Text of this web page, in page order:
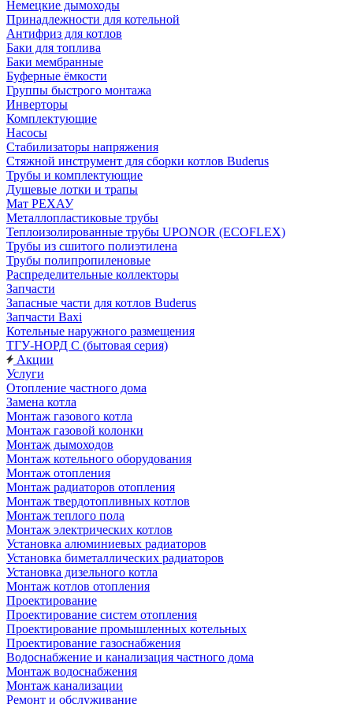
Немецкие дымоходы
Принадлежности для котельной
Антифриз для котлов
Баки для топлива
Баки мембранные
Буферные ёмкости
Группы быстрого монтажа
Инверторы
Комплектующие
Насосы
Стабилизаторы напряжения
Стяжной инструмент для сборки котлов Buderus
Трубы и комплектующие
Душевые лотки и трапы
Мат РЕХАУ
Металлопластиковые трубы
Теплоизолированные трубы UPONOR (ECOFLEX)
Трубы из сшитого полиэтилена
Трубы полипропиленовые
Распределительные коллекторы
Запчасти
Запасные части для котлов Buderus
Запчасти Baxi
Котельные наружного размещения
ТГУ-НОРД С (бытовая серия)
Акции
Услуги
Отопление частного дома
Замена котла
Монтаж газового котла
Монтаж газовой колонки
Монтаж дымоходов
Монтаж котельного оборудования
Монтаж отопления
Монтаж радиаторов отопления
Монтаж твердотопливных котлов
Монтаж теплого пола
Монтаж электрических котлов
Установка алюминиевых радиаторов
Установка биметаллических радиаторов
Установка дизельного котла
Монтаж котлов отопления
Проектирование
Проектирование систем отопления
Проектирование промышленных котельных
Проектирование газоснабжения
Водоснабжение и канализация частного дома
Монтаж водоснабжения
Монтаж канализации
Ремонт и обслуживание